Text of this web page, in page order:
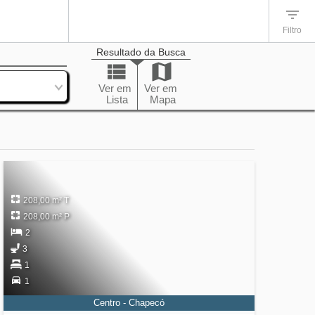
Filtro
Resultado da Busca
Ver em
Lista
Ver em
Mapa
208,00 m² T
208,00 m² P
2
3
1
1
Centro - Chapecó